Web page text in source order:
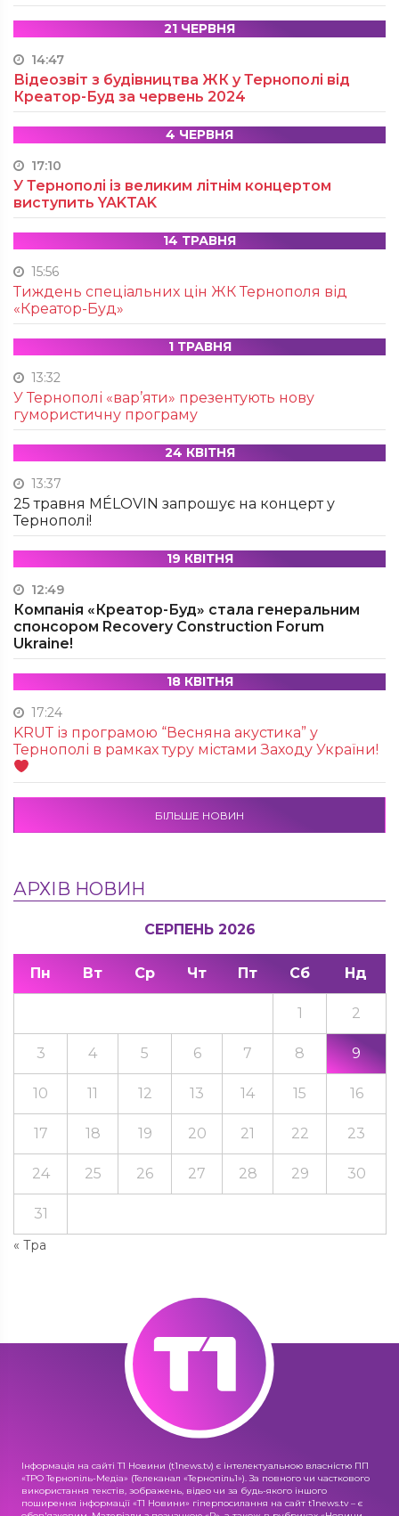
21 ЧЕРВНЯ
14:47
Відеозвіт з будівництва ЖК у Тернополі від
Креатор-Буд за червень 2024
4 ЧЕРВНЯ
17:10
У Тернополі із великим літнім концертом
виступить YAKTAK
14 ТРАВНЯ
15:56
Тиждень спеціальних цін ЖК Тернополя від
«Креатор-Буд»
1 ТРАВНЯ
13:32
У Тернополі «вар’яти» презентують нову
гумористичну програму
24 КВІТНЯ
13:37
25 травня MÉLOVIN запрошує на концерт у
Тернополі!
19 КВІТНЯ
12:49
Компанія «Креатор-Буд» стала генеральним
спонсором Recovery Construction Forum
Ukraine!
18 КВІТНЯ
17:24
KRUТ із програмою “Весняна акустика” у
Тернополі в рамках туру містами Заходу України!
БІЛЬШЕ НОВИН
АРХІВ НОВИН
СЕРПЕНЬ 2026
Пн Вт Ср Чт Пт Сб Нд
« Тра
1 2
3 4 5 6 7 8 9
10 11 12 13 14 15 16
17 18 19 20 21 22 23
24 25 26 27 28 29 30
31
Інформація на сайті Т1 Новини (t1news.tv) є інтелектуальною власністю ПП
«ТРО Тернопіль-Медіа» (Телеканал «Тернопіль1»). За повного чи часткового
використання текстів, зображень, відео чи за будь-якого іншого
поширення інформації «Т1 Новини» гіперпосилання на сайт t1news.tv – є